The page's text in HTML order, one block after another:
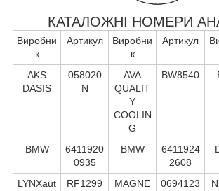
КАТАЛОЖНІ НОМЕРИ
Виробни
к
Артикул
Виробни
к
Артикул
AKS
DASIS
058020
N
AVA
QUALIT
Y
COOLIN
G
BW8540
BMW
6411920
0935
BMW
6411924
2608
LYNXaut
RF1299
MAGNE
0694123